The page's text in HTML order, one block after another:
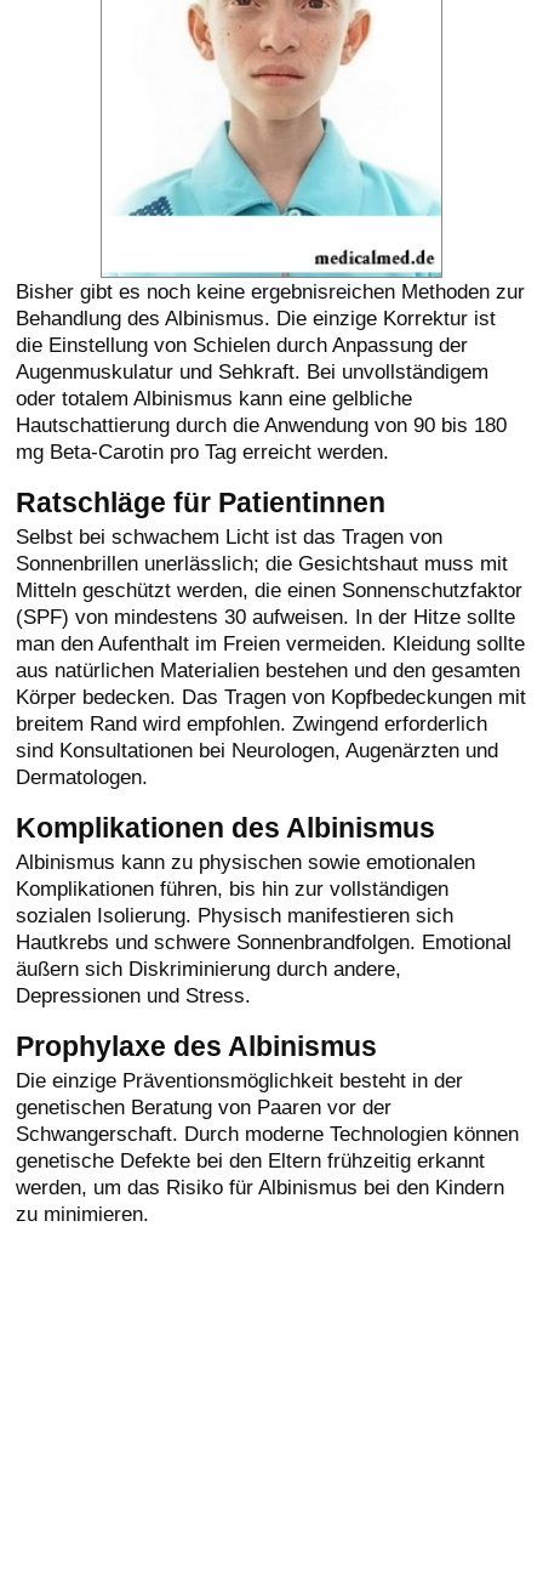
Bisher gibt es noch keine ergebnisreichen Methoden zur
Behandlung des Albinismus. Die einzige Korrektur ist
die Einstellung von Schielen durch Anpassung der
Augenmuskulatur und Sehkraft. Bei unvollständigem
oder totalem Albinismus kann eine gelbliche
Hautschattierung durch die Anwendung von 90 bis 180
mg Beta-Carotin pro Tag erreicht werden.
Ratschläge für Patientinnen
Selbst bei schwachem Licht ist das Tragen von
Sonnenbrillen unerlässlich; die Gesichtshaut muss mit
Mitteln geschützt werden, die einen Sonnenschutzfaktor
(SPF) von mindestens 30 aufweisen. In der Hitze sollte
man den Aufenthalt im Freien vermeiden. Kleidung sollte
aus natürlichen Materialien bestehen und den gesamten
Körper bedecken. Das Tragen von Kopfbedeckungen mit
breitem Rand wird empfohlen. Zwingend erforderlich
sind Konsultationen bei Neurologen, Augenärzten und
Dermatologen.
Komplikationen des Albinismus
Albinismus kann zu physischen sowie emotionalen
Komplikationen führen, bis hin zur vollständigen
sozialen Isolierung. Physisch manifestieren sich
Hautkrebs und schwere Sonnenbrandfolgen. Emotional
äußern sich Diskriminierung durch andere,
Depressionen und Stress.
Prophylaxe des Albinismus
Die einzige Präventionsmöglichkeit besteht in der
genetischen Beratung von Paaren vor der
Schwangerschaft. Durch moderne Technologien können
genetische Defekte bei den Eltern frühzeitig erkannt
werden, um das Risiko für Albinismus bei den Kindern
zu minimieren.